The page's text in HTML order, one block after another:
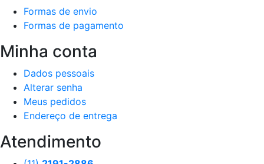
Formas de envio
Formas de pagamento
Minha conta
Dados pessoais
Alterar senha
Meus pedidos
Endereço de entrega
Atendimento